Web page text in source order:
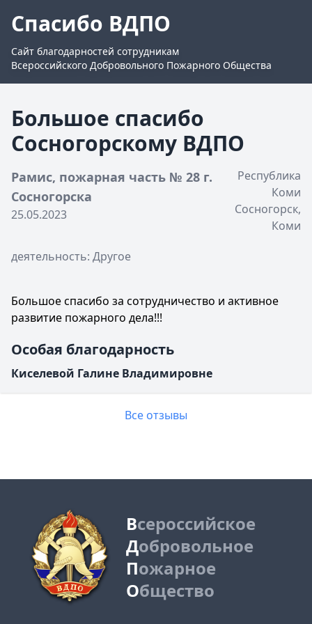
Спасибо ВДПО
Сайт благодарностей сотрудникам
Всероссийского Добровольного Пожарного Общества
Большое спасибо
Сосногорскому ВДПО
Рамис, пожарная часть № 28 г.
Сосногорска
25.05.2023
Республика
Коми
Сосногорск,
Коми
деятельность: Другое
Большое спасибо за сотрудничество и активное
развитие пожарного дела!!!
Особая благодарность
Киселевой Галине Владимировне
Все отзывы
Всероссийское
Добровольное
Пожарное
Общество